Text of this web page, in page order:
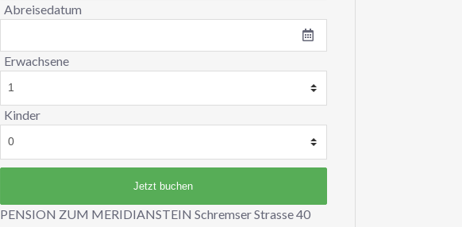
Abreisedatum
Erwachsene
Kinder
PENSION ZUM MERIDIANSTEIN Schremser Strasse 40